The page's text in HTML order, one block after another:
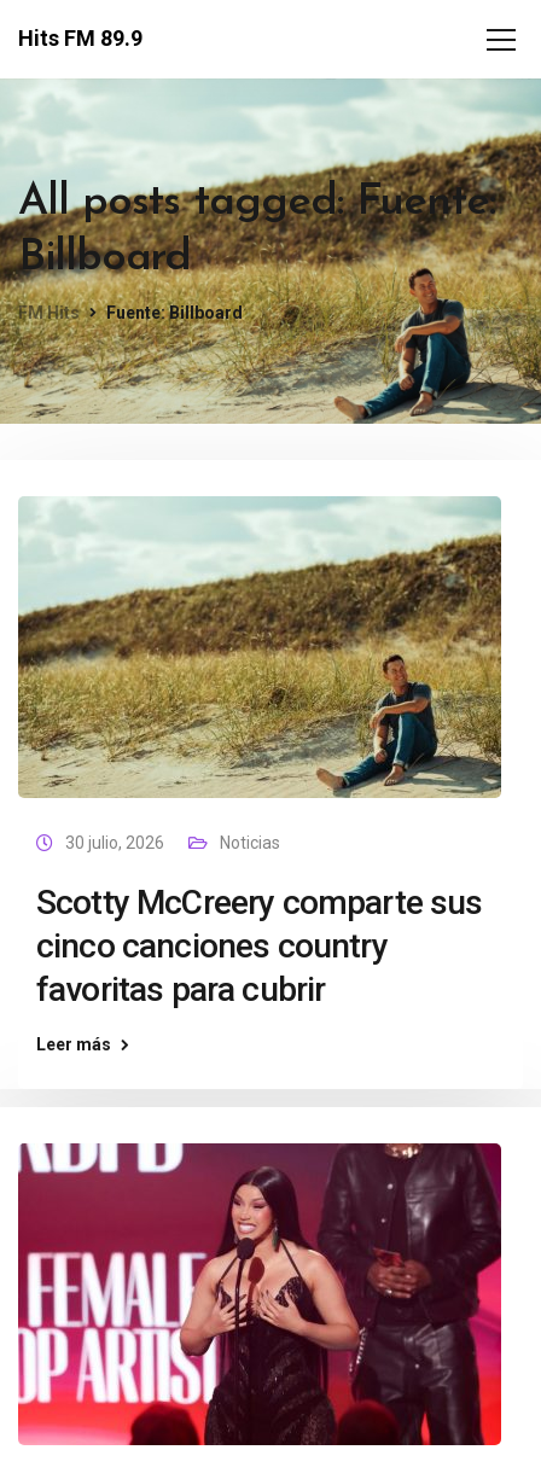
Hits FM 89.9
All posts tagged: Fuente:
Billboard
FM Hits Fuente: Billboard
30 julio, 2026 Noticias
Scotty McCreery comparte sus
cinco canciones country
favoritas para cubrir
Leer más